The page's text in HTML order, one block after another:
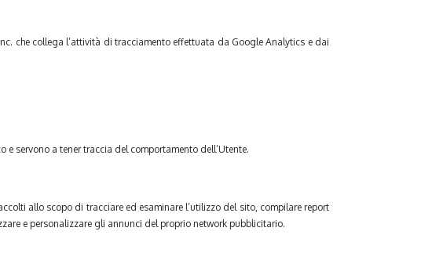
che collega l’attività di tracciamento effettuata da Google Analytics e dai
servono a tener traccia del comportamento dell’Utente.
allo scopo di tracciare ed esaminare l’utilizzo del sito, compilare report
e personalizzare gli annunci del proprio network pubblicitario.